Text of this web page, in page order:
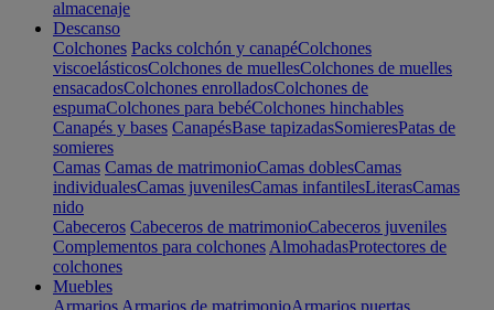
almacenaje
Descanso
Colchones Packs colchón y canapéColchones
viscoelásticosColchones de muellesColchones de muelles
ensacadosColchones enrolladosColchones de
espumaColchones para bebéColchones hinchables
Canapés y bases CanapésBase tapizadasSomieresPatas de
somieres
Camas Camas de matrimonioCamas doblesCamas
individualesCamas juvenilesCamas infantilesLiterasCamas
nido
Cabeceros Cabeceros de matrimonioCabeceros juveniles
Complementos para colchones AlmohadasProtectores de
colchones
Muebles
Armarios Armarios de matrimonioArmarios puertas